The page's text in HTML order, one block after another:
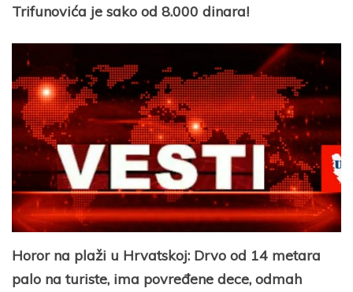
Trifunovića je sako od 8.000 dinara!
Horor na plaži u Hrvatskoj: Drvo od 14 metara
palo na turiste, ima povređene dece, odmah